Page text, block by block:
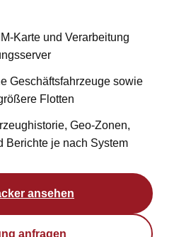
Karte und Verarbeitung
Geschäftsfahrzeuge sowie
Flotten
Geo-Zonen,
Berichte je nach System
ansehen
anfragen